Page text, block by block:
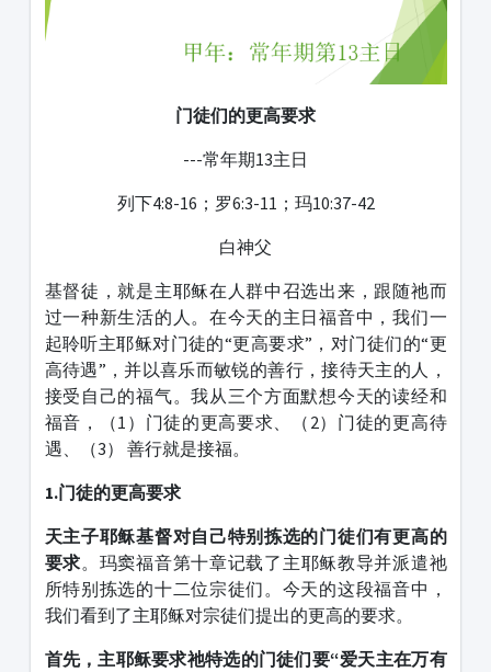
门徒们的更高要求
---常年期13主日
列下4:8-16；罗6:3-11；玛10:37-42
白神父
基督徒，就是主耶稣在人群中召选出来，跟随祂而
过一种新生活的人。在今天的主日福音中，我们一
起聆听主耶稣对门徒的“更高要求”，对门徒们的“更
高待遇”，并以喜乐而敏锐的善行，接待天主的人，
接受自己的福气。我从三个方面默想今天的读经和
福音，（1）门徒的更高要求、（2）门徒的更高待
遇、（3） 善行就是接福。
1.门徒的更高要求
天主子耶稣基督对自己特别拣选的门徒们有更高的
要求。玛窦福音第十章记载了主耶稣教导并派遣祂
所特别拣选的十二位宗徒们。今天的这段福音中，
我们看到了主耶稣对宗徒们提出的更高的要求。
首先，主耶稣要求祂特选的门徒们要“爱天主在万有